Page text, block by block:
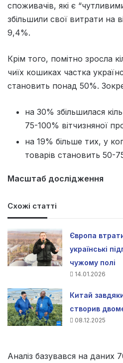
споживачів, які є
збільшили свої витрати на
9,4%.
Крім того, помітно зросла
чиїх кошиках частка
становить понад 50%.
на 30% збільшилася
75-100% вітчизняної
на 19% більше тих, у
товарів становить 50-
Масштаб дослідження
Схожі статті
Європа
українські
чужому полі
14.01.2026
Китай
створив
08.12.2025
Аналіз базувався на даних